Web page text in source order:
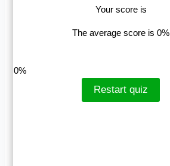
Your score is
The average score is 0%
0%
Restart quiz